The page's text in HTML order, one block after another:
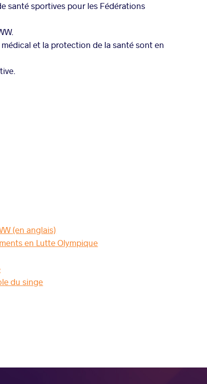
santé sportives pour les Fédérations
et la protection de la santé sont en
(en anglais)
en Lutte Olympique
du singe